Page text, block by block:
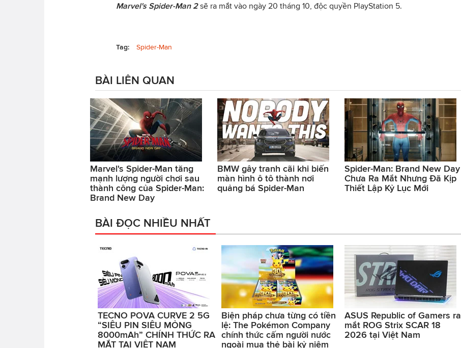
Marvel's Spider-Man 2sẽ ra mắt vào ngày 20 tháng 10, độc quyền PlayStation 5.
Tag: Spider-Man
BÀI LIÊN QUAN
Marvel's Spider-Man tăng
mạnh lượng người chơi sau
thành công của Spider-Man:
Brand New Day
BMW gây tranh cãi khi biến
màn hình ô tô thành nơi
quảng bá Spider-Man
Spider-Man: Brand New Day
Chưa Ra Mắt Nhưng Đã Kịp
Thiết Lập Kỷ Lục Mới
BÀI ĐỌC NHIỀU NHẤT
TECNO POVA CURVE 2 5G
“SIÊU PIN SIÊU MỎNG
8000mAh” CHÍNH THỨC RA
MẮT TẠI VIỆT NAM
Biện pháp chưa từng có tiền
lệ: The Pokémon Company
chính thức cấm người nước
ngoài mua thẻ bài kỷ niệm
ASUS Republic of Gamers ra
mắt ROG Strix SCAR 18
2026 tại Việt Nam